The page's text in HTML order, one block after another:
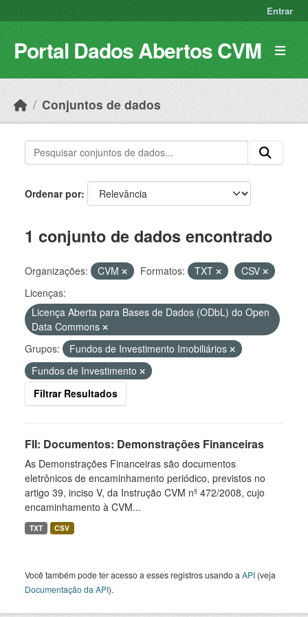
Entrar
Portal Dados Abertos CVM
Conjuntos de dados
Ordenar por
1 conjunto de dados encontrado
Organizações: CVM Formatos: TXT
CSV
Licenças:
Licença Aberta para Bases de Dados (ODbL) do Open
Data Commons
Grupos:
Fundos de Investimento Imobiliários
Fundos de Investimento
Filtrar Resultados
FII: Documentos: Demonstrações Financeiras
As Demonstrações Financeiras são documentos
eletrônicos de encaminhamento periódico, previstos no
artigo 39, inciso V, da Instrução CVM nº 472/2008, cujo
encaminhamento à CVM...
TXT CSV
Você também pode ter acesso a esses registros usando a API (veja
Documentação da API).